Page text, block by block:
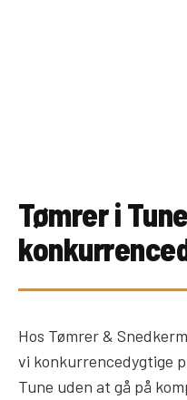
Tømrer i
Hos Tømrer &
vi konkurrencedygtige
Tune uden at gå på